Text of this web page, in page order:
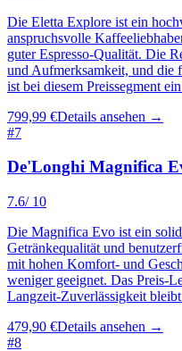
Die Eletta Explore ist ein
anspruchsvolle
guter Espresso-Qualität. Die
und Aufmerksamkeit, und
ist bei diesem Preissegment
799,99 €Details ansehen →
#7
De'Longhi Magnifica
7.6/ 10
Die Magnifica Evo ist ein
Getränkequalität und
mit hohen Komfort- und
weniger geeignet. Das Preis-
Langzeit-Zuverlässigkeit
479,90 €Details ansehen →
#8